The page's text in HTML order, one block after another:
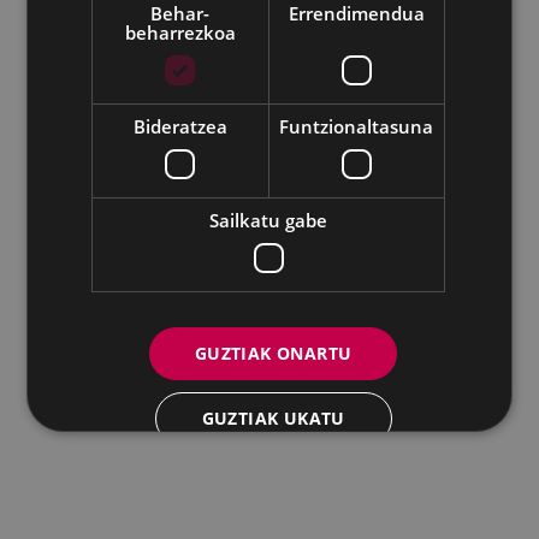
Udalaren sare sozial guztiak
Eibarko Andretxea - Isasi kalea, 11 | 20600 Eibar
Andretxea: 943 54 39 38Berdintasuna: 943 70 84 40
andretxea@eibar.eus
berdintasuna@eibar.eus
IFZ: P2003100A | DIR3 L01200300
Behar-
beharrezkoa
Errendimendua
Bideratzea Funtzionaltasuna
Sailkatu gabe
GUZTIAK ONARTU
GUZTIAK UKATU